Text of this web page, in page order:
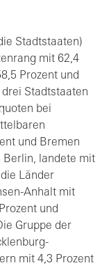
Stadtstaaten)
mit 62,4
Prozent und
Stadtstaaten
bei
und Bremen
Berlin, landete mit
Länder
Anhalt mit
und
Gruppe der
mit 4,3 Prozent